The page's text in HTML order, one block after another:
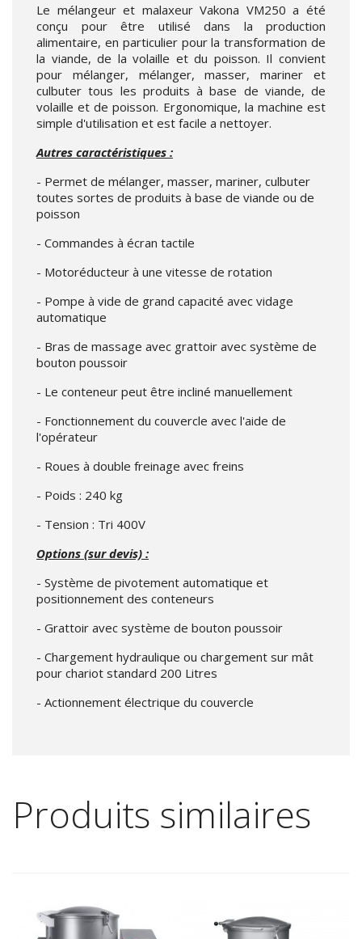
Le mélangeur et malaxeur Vakona VM250 a été
conçu pour être utilisé dans la production
alimentaire, en particulier pour la transformation de
la viande, de la volaille et du poisson. Il convient
pour mélanger, mélanger, masser, mariner et
culbuter tous les produits à base de viande, de
volaille et de poisson. Ergonomique, la machine est
simple d'utilisation et est facile a nettoyer.
Autres caractéristiques :
- Permet de mélanger, masser, mariner, culbuter
toutes sortes de produits à base de viande ou de
poisson
- Commandes à écran tactile
- Motoréducteur à une vitesse de rotation
- Pompe à vide de grand capacité avec vidage
automatique
- Bras de massage avec grattoir avec système de
bouton poussoir
- Le conteneur peut être incliné manuellement
- Fonctionnement du couvercle avec l'aide de
l'opérateur
- Roues à double freinage avec freins
- Poids : 240 kg
- Tension : Tri 400V
Options (sur devis) :
- Système de pivotement automatique et
positionnement des conteneurs
- Grattoir avec système de bouton poussoir
- Chargement hydraulique ou chargement sur mât
pour chariot standard 200 Litres
- Actionnement électrique du couvercle
Produits similaires